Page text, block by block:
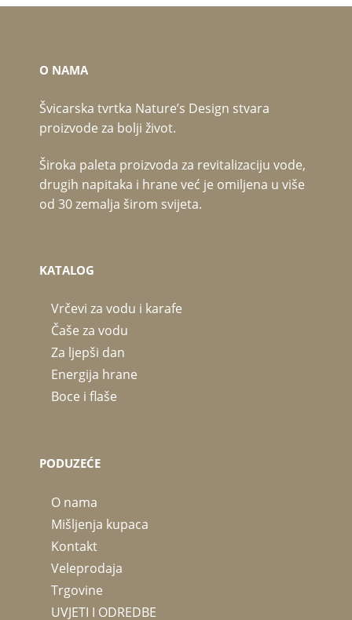
O NAMA
Švicarska tvrtka Nature’s Design stvara
proizvode za bolji život.
Široka paleta proizvoda za revitalizaciju vode,
drugih napitaka i hrane već je omiljena u više
od 30 zemalja širom svijeta.
KATALOG
Vrčevi za vodu i karafe
Čaše za vodu
Za ljepši dan
Energija hrane
Boce i flaše
PODUZEĆE
O nama
Mišljenja kupaca
Kontakt
Veleprodaja
Trgovine
UVJETI I ODREDBE